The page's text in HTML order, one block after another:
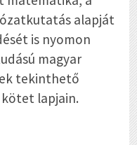
alapját
is nyomon
magyar
tekinthető
lapjain.